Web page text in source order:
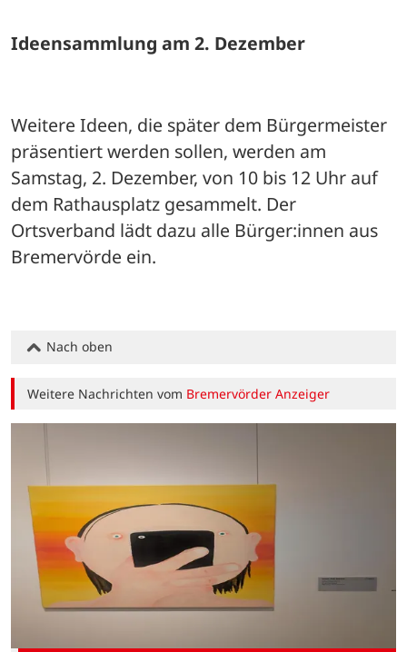
Ideensammlung am 2. Dezember
Weitere Ideen, die später dem Bürgermeister
präsentiert werden sollen, werden am
Samstag, 2. Dezember, von 10 bis 12 Uhr auf
dem Rathausplatz gesammelt. Der
Ortsverband lädt dazu alle Bürger:innen aus
Bremervörde ein.
Nach oben
Weitere Nachrichten vom Bremervörder Anzeiger